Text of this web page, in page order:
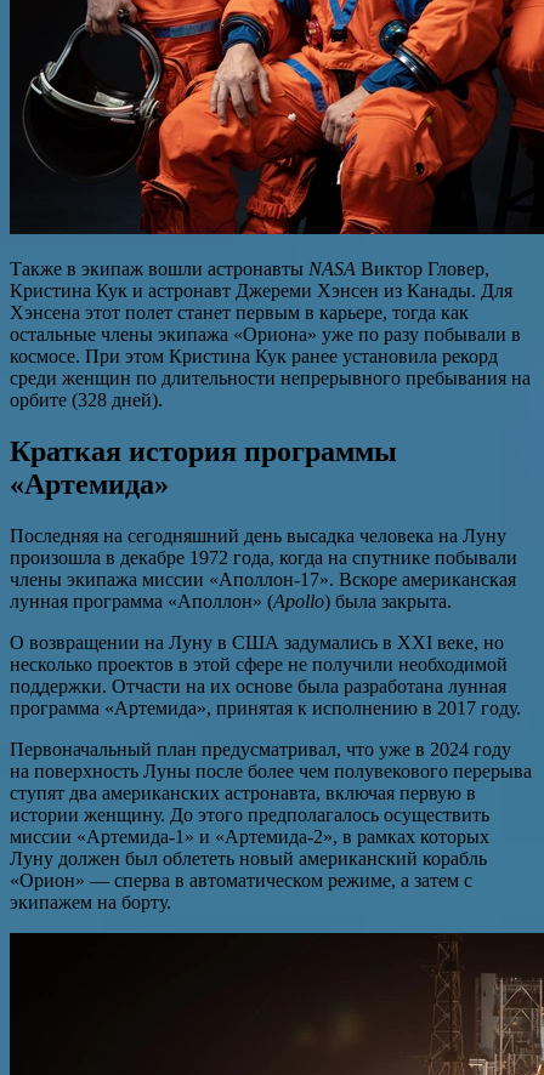
Также в экипаж вошли астронавты NASA Виктор Гловер,
Кристина Кук и астронавт Джереми Хэнсен из Канады. Для
Хэнсена этот полет станет первым в карьере, тогда как
остальные члены экипажа «Ориона» уже по разу побывали в
космосе. При этом Кристина Кук ранее установила рекорд
среди женщин по длительности непрерывного пребывания на
орбите (328 дней).
Краткая история программы
«Артемида»
Последняя на сегодняшний день высадка человека на Луну
произошла в декабре 1972 года, когда на спутнике побывали
члены экипажа миссии «Аполлон-17». Вскоре американская
лунная программа «Аполлон» (Apollo) была закрыта.
О возвращении на Луну в США задумались в XXI веке, но
несколько проектов в этой сфере не получили необходимой
поддержки. Отчасти на их основе была разработана лунная
программа «Артемида», принятая к исполнению в 2017 году.
Первоначальный план предусматривал, что уже в 2024 году
на поверхность Луны после более чем полувекового перерыва
ступят два американских астронавта, включая первую в
истории женщину. До этого предполагалось осуществить
миссии «Артемида-1» и «Артемида-2», в рамках которых
Луну должен был облететь новый американский корабль
«Орион» — сперва в автоматическом режиме, а затем с
экипажем на борту.